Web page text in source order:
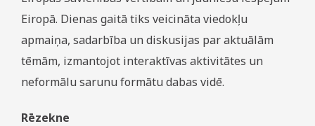
Eiropā. Dienas gaitā tiks veicināta viedokļu
apmaiņa, sadarbība un diskusijas par aktuālām
tēmām, izmantojot interaktīvas aktivitātes un
neformālu sarunu formātu dabas vidē.
Rēzekne